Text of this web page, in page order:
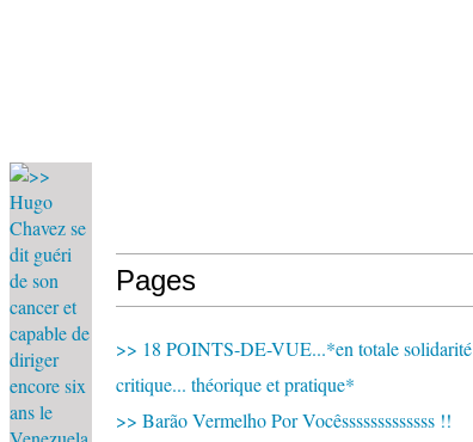
Pages
>> 18 POINTS-DE-VUE...*en totale solidarité
critique... théorique et pratique*
>> Barão Vermelho Por Vocêsssssssssssss !!